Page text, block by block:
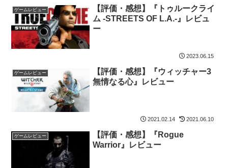
ゲームレビュー
【評価・感想】『トゥルークライ
ム -STREETS OF L.A.-』レビュ
ー
2023.06.15
ゲームレビュー
【評価・感想】『ウィッチャー3
無情なる心』レビュー
2021.02.14 2021.06.10
ゲームレビュー
【評価・感想】『Rogue
Warrior』レビュー